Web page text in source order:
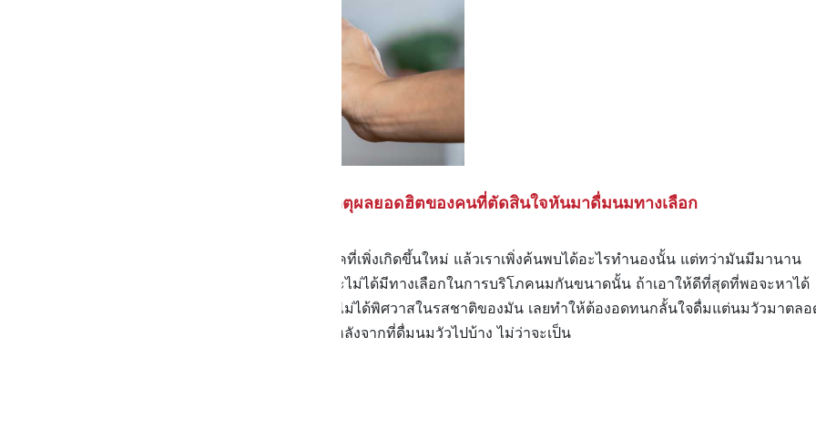
"แพ้นมวัว" เหตุผลยอดฮิตของคนที่ตัดสินใจหันมาดื่มนมทางเลือก
จริง ๆ แล้วอาการแพ้นมวัวไม่ใช่โรคที่เพิ่งเกิดขึ้นใหม่ แล้วเราเพิ่งค้นพบได้อะไรทำนองนั้น แต่ทว่ามันมีมานาน
แล้ว เพียงแต่ว่าก่อนหน้านี้เราอาจจะไม่ได้มีทางเลือกในการบริโภคนมกันขนาดนั้น ถ้าเอาให้ดีที่สุดที่พอจะหาได้
ซึ่งบางคนก็ไม่ได้พิศวาสในรสชาติของมัน เลยทำให้ต้องอดทนกลั้นใจดื่มแต่นมวัวมาตลอ
ถึงแม้ว่าร่างกายจะเจอกับเอฟเฟกต์หลังจากที่ดื่มนมวัวไปบ้าง ไม่ว่าจะเป็น